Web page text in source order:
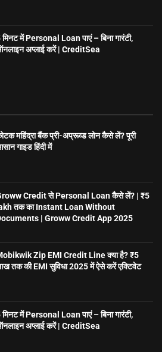
मिनट में Personal Loan पाएं – बिना गारंटी,
अप्लाई करें | CreditSea
महिंद्रा बैंक प्री-अप्रूव्ड लोन कैसे लें? पूरी
गाइड हिंदी में
Credit से Personal Loan कैसे लें? | ₹5
तक का Instant Loan Without
| Groww Credit App 2025
Zip EMI Credit Line क्या है? ₹5
तक की EMI सुविधा 2025 में ऐसे करें एक्टिवेट
मिनट में Personal Loan पाएं – बिना गारंटी,
अप्लाई करें | CreditSea